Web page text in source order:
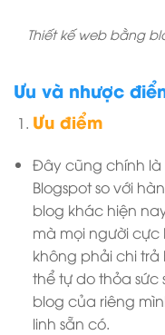
Thiết kế web bằng
Ưu và nhược
Ưu điểm
Đây cũng chính là
Blogspot so với
blog khác hiện
mà mọi người cực
không phải chi
thể tự do thỏa
blog của riêng
linh sẵn có.